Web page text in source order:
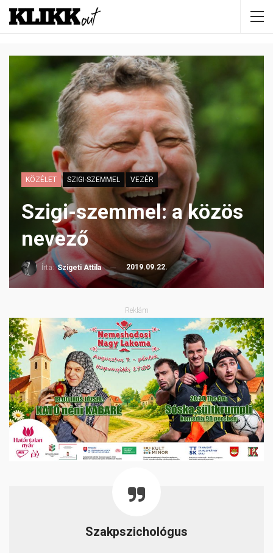
KÖZÉLET SZIGI-SZEMMEL VEZÉR
Szigi-szemmel: a közös
nevező
Írta:Szigeti Attila 2019.09.22.
Reklám
Szakpszichológus